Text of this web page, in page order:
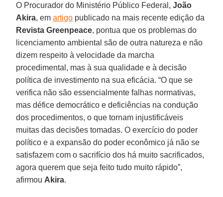
O Procurador do Ministério Público Federal,João
Akira, emartigo publicado na mais recente edição da
Revista Greenpeace, pontua que os problemas do
licenciamento ambiental são de outra natureza e não
dizem respeito à velocidade da marcha
procedimental, mas à sua qualidade e à decisão
política de investimento na sua eficácia. “O que se
verifica não são essencialmente falhas normativas,
mas défice democrático e deficiências na condução
dos procedimentos, o que tornam injustificáveis
muitas das decisões tomadas. O exercício do poder
político e a expansão do poder econômico já não se
satisfazem com o sacrifício dos há muito sacrificados,
agora querem que seja feito tudo muito rápido”,
afirmou Akira.